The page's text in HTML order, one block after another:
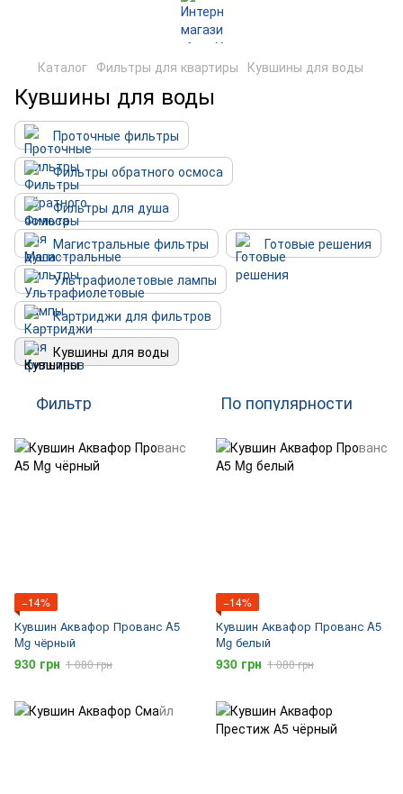
Каталог Фильтры для квартиры Кувшины для воды
Кувшины для воды
Проточные фильтры
Фильтры обратного осмоса
Фильтры для душа
Магистральные фильтры
Готовые решения
Ультрафиолетовые лампы
Картриджи для фильтров
Кувшины для воды
Фильтр По популярности
−14%
Кувшин Аквафор Прованс A5
Mg чёрный
930 грн 1 080 грн
−14%
Кувшин Аквафор Прованс A5
Mg белый
930 грн 1 080 грн